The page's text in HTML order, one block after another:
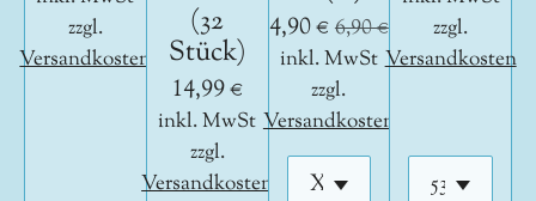
zzgl.
Versandkosten
(32
Stück)
14,99 €
inkl. MwSt
zzgl.
Versandkosten
4,90 € 6,90 €
inkl. MwSt
zzgl.
Versandkosten
zzgl.
Versandkosten